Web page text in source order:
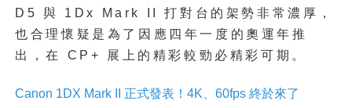
D5 與 1Dx Mark II 打對台的架勢非常濃厚，
也合理懷疑是為了因應四年一度的奧運年推
出，在 CP+ 展上的精彩較勁必精彩可期。
Canon 1DX Mark II 正式發表！4K、60fps 終於來了